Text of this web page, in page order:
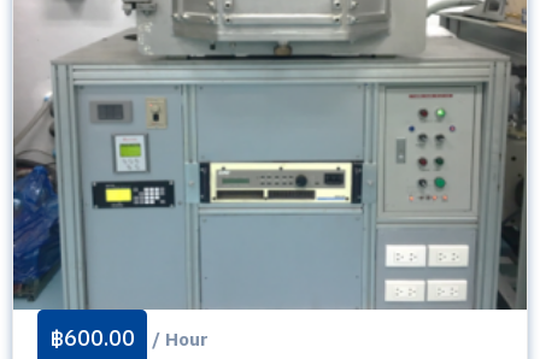
฿600.00 / Hour